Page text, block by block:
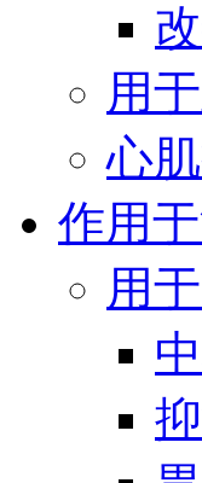
用
心
作用
用